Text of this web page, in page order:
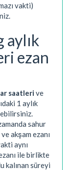
vakti)
aylık
ezan
saatlerive
1 aylık
sahur
akşam ezanı
aynı
ile birlikte
kalınan süreyi